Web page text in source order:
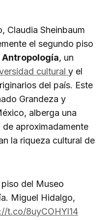
Claudia Sheinbaum
el segundo piso
Antropología, un
cultural y el
del país. Este
Grandeza y
alberga una
aproximadamente
la riqueza cultural de
del Museo
Miguel Hidalgo,
t.co/8uyCOHYl14